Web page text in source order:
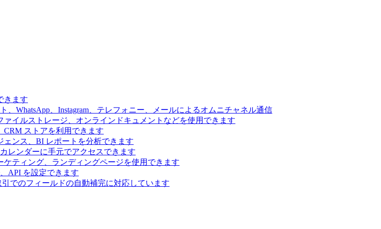
きます
WhatsApp、Instagram、テレフォニー、メールによるオムニチャネル通信
イルストレージ、オンラインドキュメントなどを使用できます
CRM ストアを利用できます
ンス、BI レポートを分析できます
レンダーに手元でアクセスできます
ティング、ランディングページを使用できます
API を設定できます
でのフィールドの自動補完に対応しています